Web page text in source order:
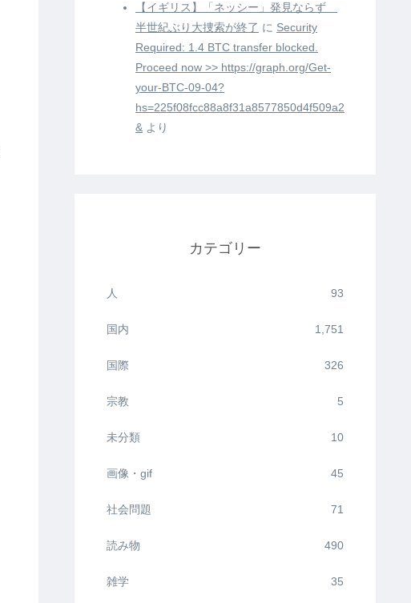
【イギリス】「ネッシー」発見ならず
半世紀ぶり大捜索が終了 に Security
Required: 1.4 BTC transfer blocked.
Proceed now >> https://graph.org/Get-
your-BTC-09-04?
hs=225f08fcc88a8f31a8577850d4f509a2
& より
カテゴリー
人 93
国内 1,751
国際 326
宗教 5
未分類 10
画像・gif 45
社会問題 71
読み物 490
雑学 35